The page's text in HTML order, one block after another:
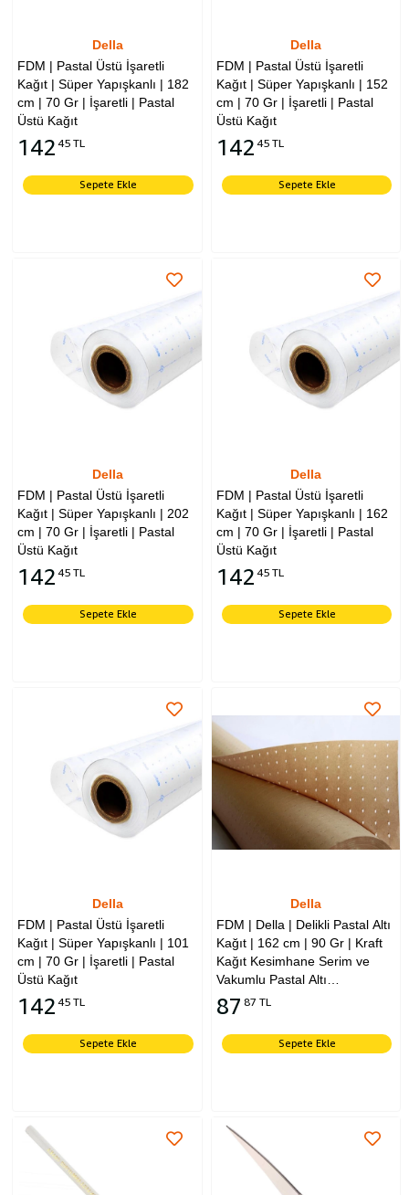
Della
FDM | Pastal Üstü İşaretli
Kağıt | Süper Yapışkanlı | 182
cm | 70 Gr | İşaretli | Pastal
Üstü Kağıt
142 45 TL
Sepete Ekle
Della
FDM | Pastal Üstü İşaretli
Kağıt | Süper Yapışkanlı | 152
cm | 70 Gr | İşaretli | Pastal
Üstü Kağıt
142 45 TL
Sepete Ekle
Della
FDM | Pastal Üstü İşaretli
Kağıt | Süper Yapışkanlı | 202
cm | 70 Gr | İşaretli | Pastal
Üstü Kağıt
142 45 TL
Sepete Ekle
Della
FDM | Pastal Üstü İşaretli
Kağıt | Süper Yapışkanlı | 162
cm | 70 Gr | İşaretli | Pastal
Üstü Kağıt
142 45 TL
Sepete Ekle
Della
FDM | Pastal Üstü İşaretli
Kağıt | Süper Yapışkanlı | 101
cm | 70 Gr | İşaretli | Pastal
Üstü Kağıt
142 45 TL
Sepete Ekle
Della
FDM | Della | Delikli Pastal Altı
Kağıt | 162 cm | 90 Gr | Kraft
Kağıt Kesimhane Serim ve
Vakumlu Pastal Altı
Kullanımına Uygun
87 87 TL
Sepete Ekle